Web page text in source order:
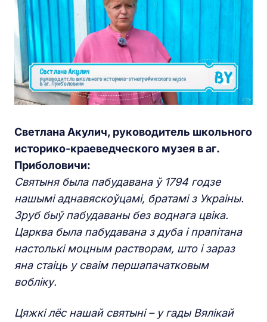
Светлана Акулич, руководитель школьного
историко-краеведческого музея в аг.
Приболовичи:
Святыня была пабудавана ў 1794 годзе
нашымі аднавяскоўцамі, братамі з Украіны.
Зруб быў пабудаваны без воднага цвіка.
Царква была пабудавана з дуба і прапітана
настолькі моцным растворам, што і зараз
яна стаіць у сваім першапачатковым
вобліку.
Цяжкі лёс нашай святыні – у гады Вялікай